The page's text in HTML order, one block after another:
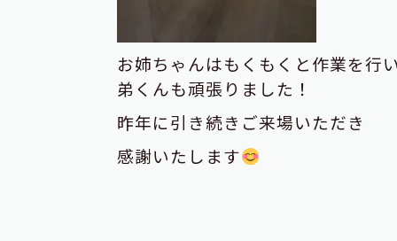
お姉ちゃんはもくもくと作業を行
弟くんも頑張りました！
昨年に引き続きご来場いただき
感謝いたします